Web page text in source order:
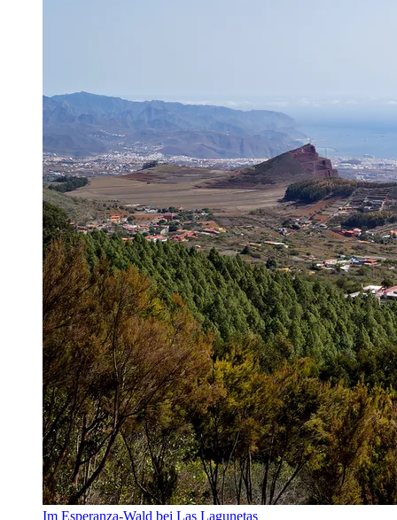
Im Esperanza-Wald bei Las Lagunetas